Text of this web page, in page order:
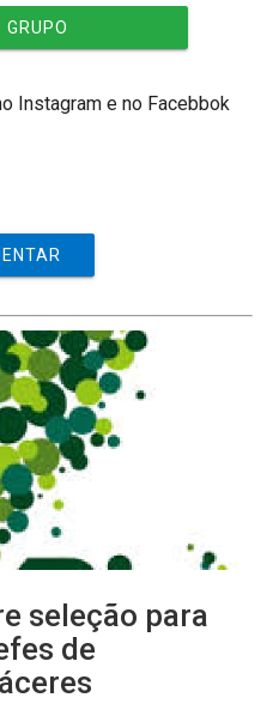
GRUPO
Instagram e no Facebbok
seleção para
de